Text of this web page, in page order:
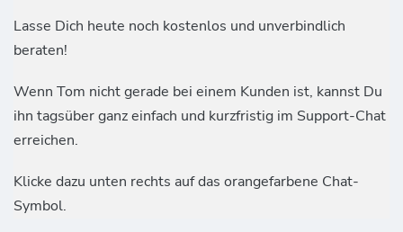
Lasse Dich heute noch kostenlos und unverbindlich
beraten!
Wenn Tom nicht gerade bei einem Kunden ist, kannst Du
ihn tagsüber ganz einfach und kurzfristig im Support-Chat
erreichen.
Klicke dazu unten rechts auf das orangefarbene Chat-
Symbol.